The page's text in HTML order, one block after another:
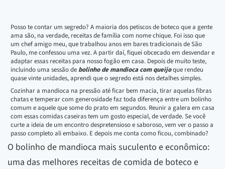
Posso te contar um segredo? A maioria dos petiscos de boteco que a gente
ama são, na verdade, receitas de família com nome chique. Foi isso que
um chef amigo meu, que trabalhou anos em bares tradicionais de São
Paulo, me confessou uma vez. A partir daí, fiquei obcecado em desvendar e
adaptar essas receitas para nosso fogão em casa. Depois de muito teste,
incluindo uma sessão de bolinho de mandioca com queijoque rendeu
quase vinte unidades, aprendi que o segredo está nos detalhes simples.
Cozinhar a mandioca na pressão até ficar bem macia, tirar aquelas fibras
chatas e temperar com generosidade faz toda diferença entre um bolinho
comum e aquele que some do prato em segundos. Reunir a galera em casa
com essas comidas caseiras tem um gosto especial, de verdade. Se você
curte a ideia de um encontro despretensioso e saboroso, vem ver o passo a
passo completo ali embaixo. E depois me conta como ficou, combinado?
O bolinho de mandioca mais suculento e econômico:
uma das melhores receitas de comida de boteco e